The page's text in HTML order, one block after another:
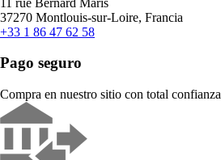
37270 Montlouis-sur-Loire, Francia
+33 1 86 47 62 58
Pago seguro
Compra en nuestro sitio con total confianza